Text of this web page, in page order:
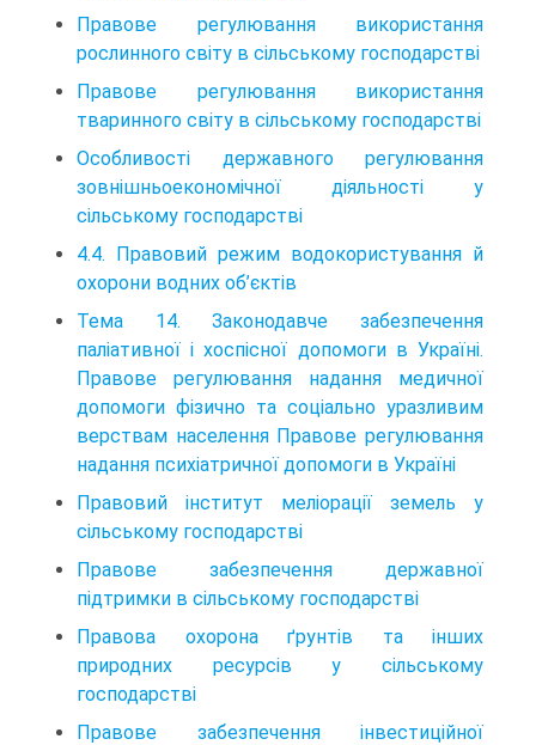
Правове регулювання використання
рослинного світу в сільському господарстві
Правове регулювання використання
тваринного світу в сільському господарстві
Особливості державного регулювання
зовнішньоекономічної діяльності у
сільському господарстві
4.4. Правовий режим водокористування й
охорони водних об’єктів
Тема 14. Законодавче забезпечення
паліативної і хоспісної допомоги в Україні.
Правове регулювання надання медичної
допомоги фізично та соціально уразливим
верствам населення Правове регулювання
надання психіатричної допомоги в Україні
Правовий інститут меліорації земель у
сільському госпо­дарстві
Правове забезпечення державної
підтримки в сільському господарстві
Правова охорона ґрунтів та інших
природних ресурсів у сільському
господарстві
Правове забезпечення інвестиційної